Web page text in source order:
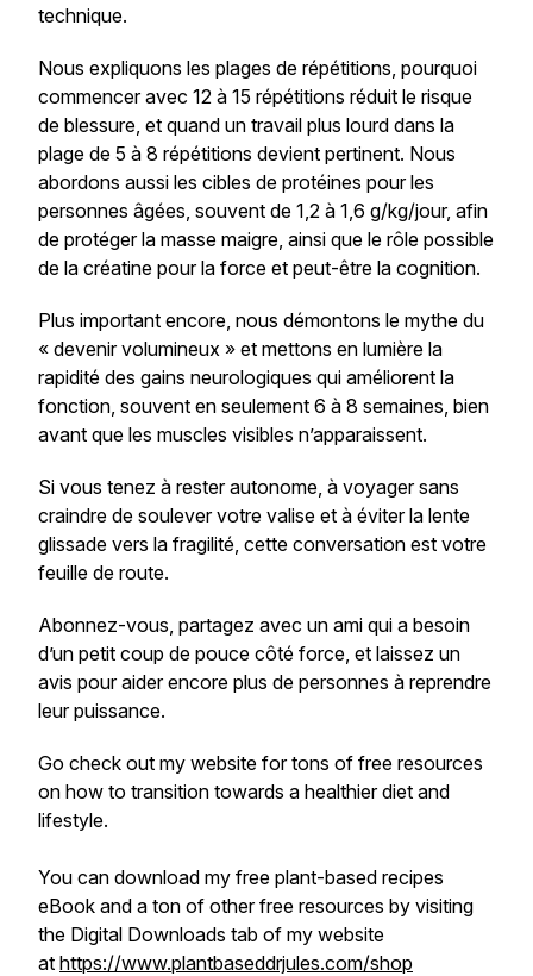
technique.
Nous expliquons les plages de répétitions, pourquoi
commencer avec 12 à 15 répétitions réduit le risque
de blessure, et quand un travail plus lourd dans la
plage de 5 à 8 répétitions devient pertinent. Nous
abordons aussi les cibles de protéines pour les
personnes âgées, souvent de 1,2 à 1,6 g/kg/jour, afin
de protéger la masse maigre, ainsi que le rôle possible
de la créatine pour la force et peut-être la cognition.
Plus important encore, nous démontons le mythe du
« devenir volumineux » et mettons en lumière la
rapidité des gains neurologiques qui améliorent la
fonction, souvent en seulement 6 à 8 semaines, bien
avant que les muscles visibles n’apparaissent.
Si vous tenez à rester autonome, à voyager sans
craindre de soulever votre valise et à éviter la lente
glissade vers la fragilité, cette conversation est votre
feuille de route.
Abonnez-vous, partagez avec un ami qui a besoin
d’un petit coup de pouce côté force, et laissez un
avis pour aider encore plus de personnes à reprendre
leur puissance.
Go check out my website for tons of free resources
on how to transition towards a healthier diet and
lifestyle.
You can download my free plant-based recipes
eBook and a ton of other free resources by visiting
the Digital Downloads tab of my website
at https://www.plantbaseddrjules.com/shop